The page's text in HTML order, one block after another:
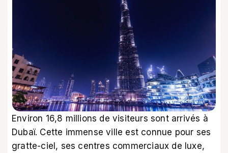
Environ 16,8 millions de visiteurs sont arrivés à
Dubaï. Cette immense ville est connue pour ses
gratte-ciel, ses centres commerciaux de luxe,